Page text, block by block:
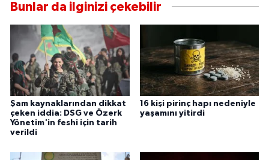
Bunlar da ilginizi çekebilir
Şam kaynaklarından dikkat
çeken iddia: DSG ve Özerk
Yönetim'in feshi için tarih
verildi
16 kişi pirinç hapı nedeniyle
yaşamını yitirdi